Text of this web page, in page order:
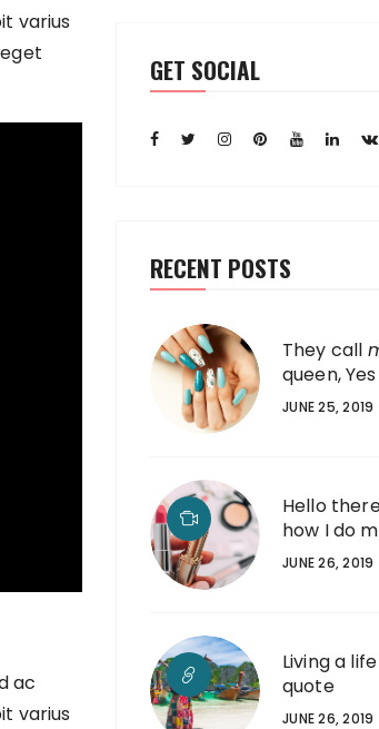
varius
ac
varius
GET SOCIAL
RECENT POSTS
They call
queen,
JUNE 25, 2019
Hello
how I do
JUNE 26, 2019
Living a
quote
JUNE 26, 2019